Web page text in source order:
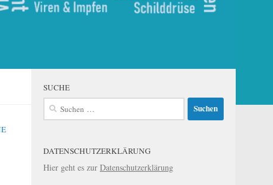
SUCHE
Suchen
DATENSCHUTZERKLÄRUNG
Hier geht es zur Datenschutzerklärung